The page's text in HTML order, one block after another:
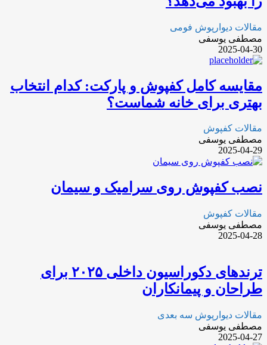
مقالات دیوارپوش فومی
مصطفی یوسفی
2025-04-30
مقایسه کامل کفپوش و پارکت: کدام انتخاب
بهتری برای خانه شماست؟
مقالات کفپوش
مصطفی یوسفی
2025-04-29
نصب کفپوش روی سرامیک و سیمان
مقالات کفپوش
مصطفی یوسفی
2025-04-28
ترندهای دکوراسیون داخلی ۲۰۲۵ برای
طراحان و پیمانکاران
مقالات دیوارپوش سه بعدی
مصطفی یوسفی
2025-04-27